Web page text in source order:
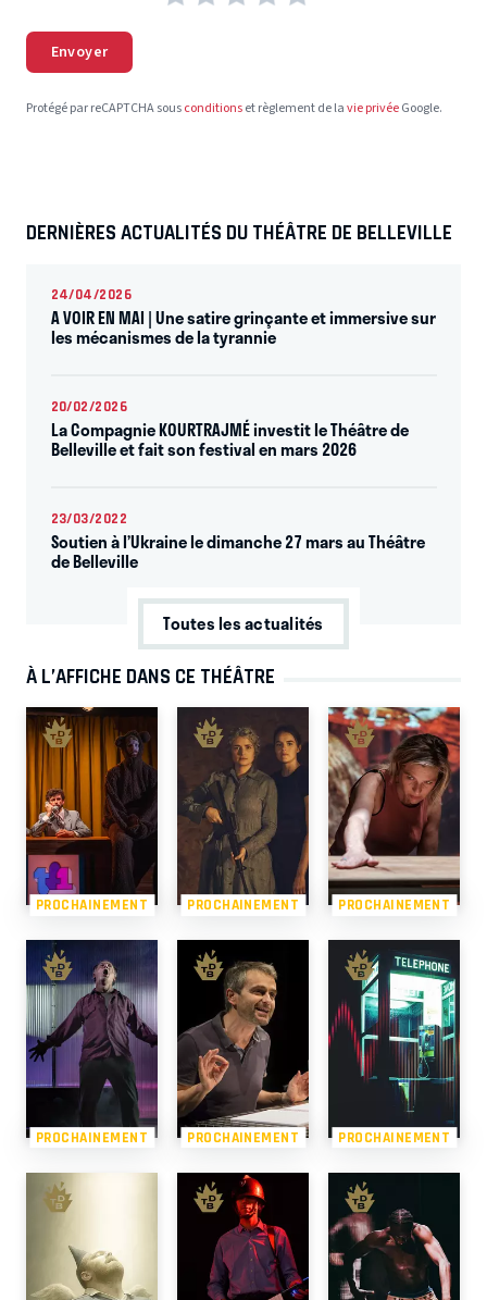
Envoyer
Protégé par reCAPTCHA sousconditionset règlement de lavie privéeGoogle.
DERNIÈRES ACTUALITÉS DU THÉÂTRE DE BELLEVILLE
24/04/2026
A VOIR EN MAI | Une satire grinçante et immersive sur
les mécanismes de la tyrannie
20/02/2026
La Compagnie KOURTRAJMÉ investit le Théâtre de
Belleville et fait son festival en mars 2026
23/03/2022
Soutien à l’Ukraine le dimanche 27 mars au Théâtre
de Belleville
Toutes les actualités
À L’AFFICHE DANS CE THÉÂTRE
PROCHAINEMENT PROCHAINEMENT PROCHAINEMENT
PROCHAINEMENT PROCHAINEMENT PROCHAINEMENT